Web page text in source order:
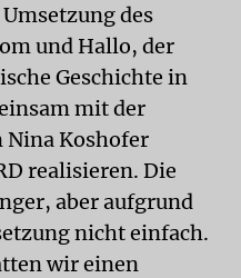
des
und Hallo, der
Geschichte in
mit der
Nina Koshofer
realisieren. Die
aber aufgrund
nicht einfach.
wir einen